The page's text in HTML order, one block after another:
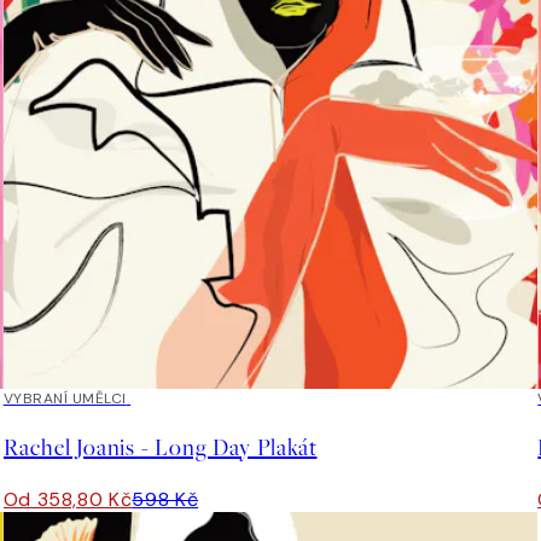
40%*
VYBRANÍ UMĚLCI
Rachel Joanis - Long Day Plakát
Od 358,80 Kč598 Kč